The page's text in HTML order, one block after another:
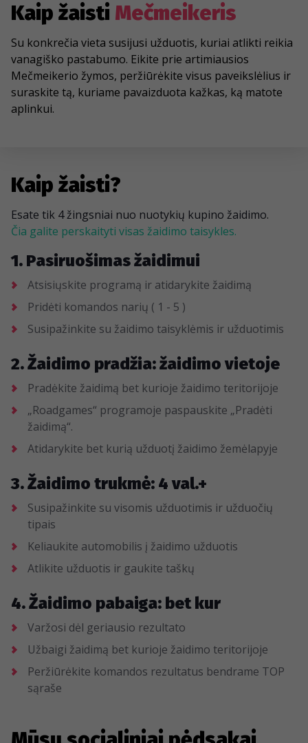
Kaip žaisti Mečmeikeris
Su konkrečia vieta susijusi užduotis, kuriai atlikti reikia
vanagiško pastabumo. Eikite prie artimiausios
Mečmeikerio žymos, peržiūrėkite visus paveikslėlius ir
suraskite tą, kuriame pavaizduota kažkas, ką matote
aplinkui.
Kaip žaisti?
Esate tik 4 žingsniai nuo nuotykių kupino žaidimo.
Čia galite perskaityti visas žaidimo taisykles.
1. Pasiruošimas žaidimui
Atsisiųskite programą ir atidarykite žaidimą
Pridėti komandos narių ( 1 - 5 )
Susipažinkite su žaidimo taisyklėmis ir užduotimis
2. Žaidimo pradžia: žaidimo vietoje
Pradėkite žaidimą bet kurioje žaidimo teritorijoje
„Roadgames“ programoje paspauskite „Pradėti
žaidimą“.
Atidarykite bet kurią užduotį žaidimo žemėlapyje
3. Žaidimo trukmė: 4 val.+
Susipažinkite su visomis užduotimis ir užduočių
tipais
Keliaukite automobilis į žaidimo užduotis
Atlikite užduotis ir gaukite taškų
4. Žaidimo pabaiga: bet kur
Varžosi dėl geriausio rezultato
Užbaigi žaidimą bet kurioje žaidimo teritorijoje
Peržiūrėkite komandos rezultatus bendrame TOP
sąraše